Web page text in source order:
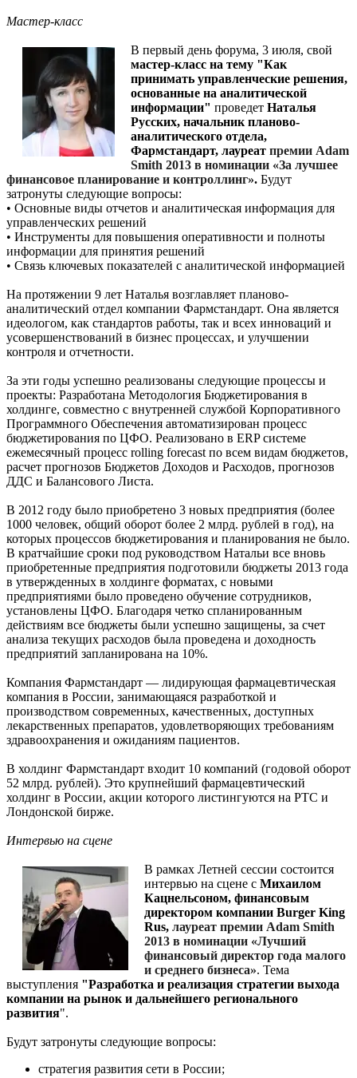
Мастер-класс
В первый день форума, 3 июля, свой
мастер-класс на тему "Как
принимать управленческие решения,
основанные на аналитической
информации" проведет Наталья
Русских, начальник планово-
аналитического отдела,
Фармстандарт, лауреат премии Adam
Smith 2013 в номинации «За лучшее
финансовое планирование и контроллинг». Будут
затронуты следующие вопросы:
• Основные виды отчетов и аналитическая информация для
управленческих решений
• Инструменты для повышения оперативности и полноты
информации для принятия решений
• Связь ключевых показателей с аналитической информацией
На протяжении 9 лет Наталья возглавляет планово-
аналитический отдел компании Фармстандарт. Она является
идеологом, как стандартов работы, так и всех инноваций и
усовершенствований в бизнес процессах, и улучшении
контроля и отчетности.
За эти годы успешно реализованы следующие процессы и
проекты: Разработана Методология Бюджетирования в
холдинге, совместно с внутренней службой Корпоративного
Программного Обеспечения автоматизирован процесс
бюджетирования по ЦФО. Реализовано в ERP системе
ежемесячный процесс rolling forecast по всем видам бюджетов,
расчет прогнозов Бюджетов Доходов и Расходов, прогнозов
ДДС и Балансового Листа.
В 2012 году было приобретено 3 новых предприятия (более
1000 человек, общий оборот более 2 млрд. рублей в год), на
которых процессов бюджетирования и планирования не было.
В кратчайшие сроки под руководством Натальи все вновь
приобретенные предприятия подготовили бюджеты 2013 года
в утвержденных в холдинге форматах, с новыми
предприятиями было проведено обучение сотрудников,
установлены ЦФО. Благодаря четко спланированным
действиям все бюджеты были успешно защищены, за счет
анализа текущих расходов была проведена и доходность
предприятий запланирована на 10%.
Компания Фармстандарт — лидирующая фармацевтическая
компания в России, занимающаяся разработкой и
производством современных, качественных, доступных
лекарственных препаратов, удовлетворяющих требованиям
здравоохранения и ожиданиям пациентов.
В холдинг Фармстандарт входит 10 компаний (годовой оборот
52 млрд. рублей). Это крупнейший фармацевтический
холдинг в России, акции которого листингуются на РТС и
Лондонской бирже.
Интервью на сцене
В рамках Летней сессии состоится
интервью на сцене с Михаилом
Кацнельсоном, финансовым
директором компании Burger King
Rus, лауреат премии Adam Smith
2013 в номинации «Лучший
финансовый директор года малого
и среднего бизнеса». Тема
выступления "Разработка и реализация стратегии выхода
компании на рынок и дальнейшего регионального
развития".
Будут затронуты следующие вопросы:
стратегия развития сети в России;